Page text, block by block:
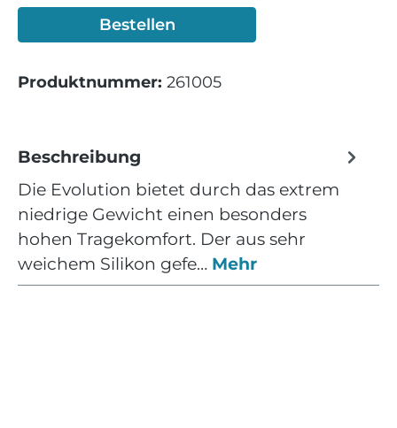
Bestellen
Produktnummer: 261005
Beschreibung
Die Evolution bietet durch das extrem
niedrige Gewicht einen besonders
hohen Tragekomfort. Der aus sehr
weichem Silikon gefe… Mehr